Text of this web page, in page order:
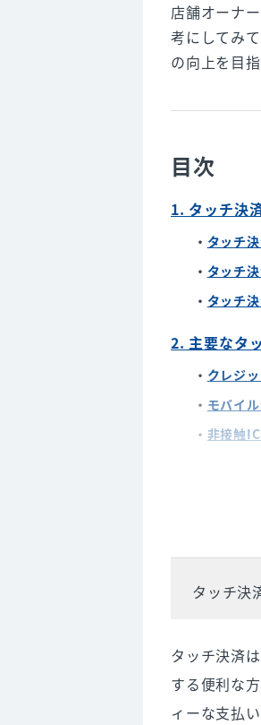
店舗オーナ
考にしてみ
の向上を目
目次
1. タッチ決
タッチ
タッチ
タッチ
2. 主要なタ
クレジ
モバイ
非接触
3. タッチ決
利便性
タッチ決
タッチ決済
する便利な
ィーな支払